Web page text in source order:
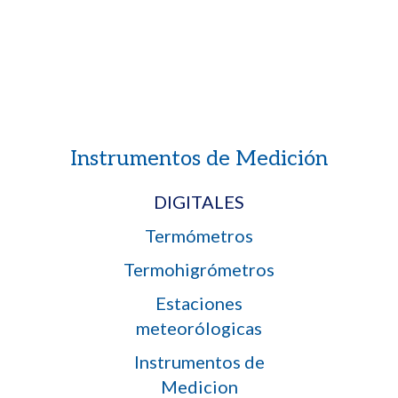
Instrumentos de Medición
DIGITALES
Termómetros
Termohigrómetros
Estaciones
meteorólogicas
Instrumentos de
Medicion